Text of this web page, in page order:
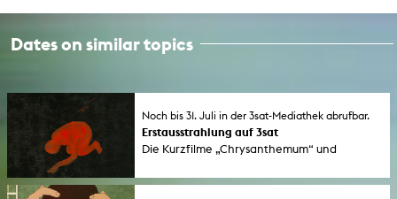
Dates on similar topics
Noch bis 31. Juli in der 3sat-Mediathek abrufbar.
Erstausstrahlung auf 3sat
Die Kurzfilme „Chrysanthemum“ und
Fernsehen ausgestrahlt. Beide Filme wurden